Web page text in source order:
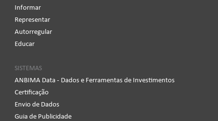
Informar
Representar
Autorregular
Educar
SISTEMAS
ANBIMA Data - Dados e Ferramentas de Investimentos
Certificação
Envio de Dados
Guia de Publicidade